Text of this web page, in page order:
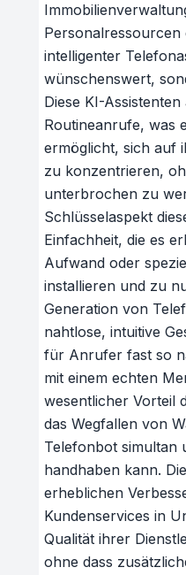
Personalressourcen
intelligenter
wünschenswert,
Diese KI-
Routineanrufe, was
ermöglicht, sich auf
zu konzentrieren,
unterbrochen zu
Schlüsselaspekt
Einfachheit, die es
Aufwand oder
installieren und zu
Generation von
nahtlose, intuitive
für Anrufer fast so
mit einem echten
wesentlicher Vorteil
das Wegfallen von
Telefonbot simultan
handhaben kann.
erheblichen
Kundenservices in
Qualität ihrer
ohne dass